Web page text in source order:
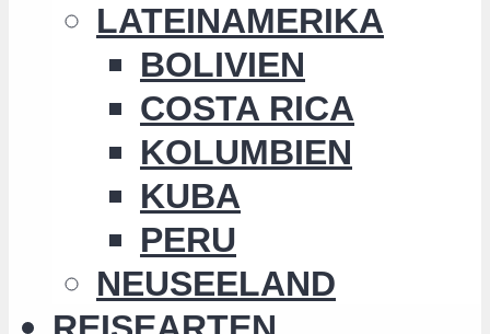
LATEINAMERIKA
BOLIVIEN
COSTA RICA
KOLUMBIEN
KUBA
PERU
NEUSEELAND